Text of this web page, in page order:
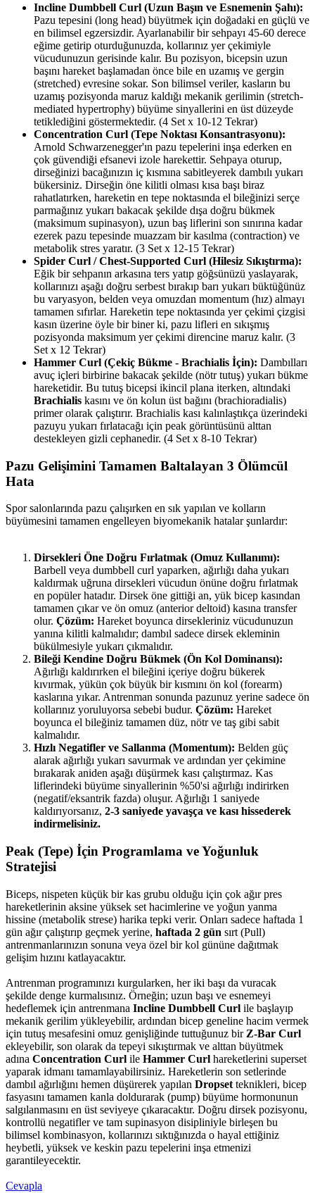
Incline Dumbbell Curl (Uzun Başın ve Esnemenin Şahı):
Pazu tepesini (long head) büyütmek için doğadaki en güçlü ve
en bilimsel egzersizdir. Ayarlanabilir bir sehpayı 45-60 derece
eğime getirip oturduğunuzda, kollarınız yer çekimiyle
vücudunuzun gerisinde kalır. Bu pozisyon, bicepsin uzun
başını hareket başlamadan önce bile en uzamış ve gergin
(stretched) evresine sokar. Son bilimsel veriler, kasların bu
uzamış pozisyonda maruz kaldığı mekanik gerilimin (stretch-
mediated hypertrophy) büyüme sinyallerini en üst düzeyde
tetiklediğini göstermektedir. (4 Set x 10-12 Tekrar)
Concentration Curl (Tepe Noktası Konsantrasyonu):
Arnold Schwarzenegger'ın pazu tepelerini inşa ederken en
çok güvendiği efsanevi izole harekettir. Sehpaya oturup,
dirseğinizi bacağınızın iç kısmına sabitleyerek dambılı yukarı
bükersiniz. Dirseğin öne kilitli olması kısa başı biraz
rahatlatırken, hareketin en tepe noktasında el bileğinizi serçe
parmağınız yukarı bakacak şekilde dışa doğru bükmek
(maksimum supinasyon), uzun baş liflerini son sınırına kadar
ezerek pazu tepesinde muazzam bir kasılma (contraction) ve
metabolik stres yaratır. (3 Set x 12-15 Tekrar)
Spider Curl / Chest-Supported Curl (Hilesiz Sıkıştırma):
Eğik bir sehpanın arkasına ters yatıp göğsünüzü yaslayarak,
kollarınızı aşağı doğru serbest bırakıp barı yukarı büktüğünüz
bu varyasyon, belden veya omuzdan momentum (hız) almayı
tamamen sıfırlar. Hareketin tepe noktasında yer çekimi çizgisi
kasın üzerine öyle bir biner ki, pazu lifleri en sıkışmış
pozisyonda maksimum yer çekimi direncine maruz kalır. (3
Set x 12 Tekrar)
Hammer Curl (Çekiç Bükme - Brachialis İçin): Dambılları
avuç içleri birbirine bakacak şekilde (nötr tutuş) yukarı bükme
hareketidir. Bu tutuş bicepsi ikincil plana iterken, altındaki
Brachialis kasını ve ön kolun üst bağını (brachioradialis)
primer olarak çalıştırır. Brachialis kası kalınlaştıkça üzerindeki
pazuyu yukarı fırlatacağı için peak görüntüsünü alttan
destekleyen gizli cephanedir. (4 Set x 8-10 Tekrar)
Pazu Gelişimini Tamamen Baltalayan 3 Ölümcül
Hata​
Spor salonlarında pazu çalışırken en sık yapılan ve kolların
büyümesini tamamen engelleyen biyomekanik hatalar şunlardır:
Dirsekleri Öne Doğru Fırlatmak (Omuz Kullanımı):
Barbell veya dumbbell curl yaparken, ağırlığı daha yukarı
kaldırmak uğruna dirsekleri vücudun önüne doğru fırlatmak
en popüler hatadır. Dirsek öne gittiği an, yük bicep kasından
tamamen çıkar ve ön omuz (anterior deltoid) kasına transfer
olur. Çözüm: Hareket boyunca dirsekleriniz vücudunuzun
yanına kilitli kalmalıdır; dambıl sadece dirsek ekleminin
bükülmesiyle yukarı çıkmalıdır.
Bileği Kendine Doğru Bükmek (Ön Kol Dominansı):
Ağırlığı kaldırırken el bileğini içeriye doğru bükerek
kıvırmak, yükün çok büyük bir kısmını ön kol (forearm)
kaslarına yıkar. Antrenman sonunda pazunuz yerine sadece ön
kollarınız yoruluyorsa sebebi budur. Çözüm: Hareket
boyunca el bileğiniz tamamen düz, nötr ve taş gibi sabit
kalmalıdır.
Hızlı Negatifler ve Sallanma (Momentum): Belden güç
alarak ağırlığı yukarı savurmak ve ardından yer çekimine
bırakarak aniden aşağı düşürmek kası çalıştırmaz. Kas
liflerindeki büyüme sinyallerinin %50'si ağırlığı indirirken
(negatif/eksantrik fazda) oluşur. Ağırlığı 1 saniyede
kaldırıyorsanız, 2-3 saniyede yavaşça ve kası hissederek
indirmelisiniz.
Peak (Tepe) İçin Programlama ve Yoğunluk
Stratejisi​
Biceps, nispeten küçük bir kas grubu olduğu için çok ağır pres
hareketlerinin aksine yüksek set hacimlerine ve yoğun yanma
hissine (metabolik strese) harika tepki verir. Onları sadece haftada 1
gün ağır çalıştırıp geçmek yerine, haftada 2 gün sırt (Pull)
antrenmanlarınızın sonuna veya özel bir kol gününe dağıtmak
gelişim hızını katlayacaktır.
Antrenman programınızı kurgularken, her iki başı da vuracak
şekilde denge kurmalısınız. Örneğin; uzun başı ve esnemeyi
hedeflemek için antrenmana Incline Dumbbell Curl ile başlayıp
mekanik gerilim yükleyebilir, ardından bicep geneline hacim vermek
için tutuş mesafesini omuz genişliğinde tuttuğunuz bir Z-Bar Curl
ekleyebilir, son olarak da tepeyi sıkıştırmak ve alttan büyütmek
adına Concentration Curl ile Hammer Curl hareketlerini superset
yaparak idmanı tamamlayabilirsiniz. Hareketlerin son setlerinde
dambıl ağırlığını hemen düşürerek yapılan Dropset teknikleri, bicep
fasyasını tamamen kanla doldurarak (pump) büyüme hormonunun
salgılanmasını en üst seviyeye çıkaracaktır. Doğru dirsek pozisyonu,
kontrollü negatifler ve tam supinasyon disipliniyle birleşen bu
bilimsel kombinasyon, kollarınızı sıktığınızda o hayal ettiğiniz
heybetli, yüksek ve keskin pazu tepelerini inşa etmenizi
garantileyecektir.
Cevapla